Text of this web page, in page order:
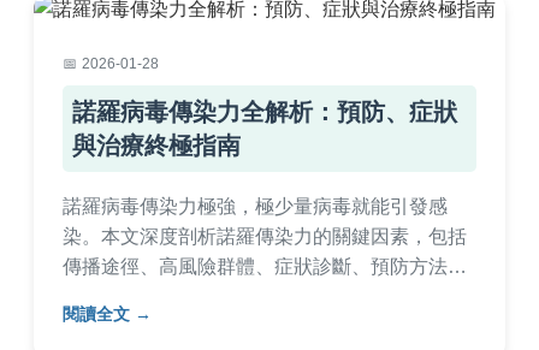
2026-01-28
諾羅病毒傳染力全解析：預防、症狀
與治療終極指南
諾羅病毒傳染力極強，極少量病毒就能引發感
染。本文深度剖析諾羅傳染力的關鍵因素，包括
傳播途徑、高風險群體、症狀診斷、預防方法和
護。常見問答解決所有疑惑，從個人衛生到環境
閱讀全文